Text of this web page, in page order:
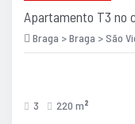
Apartamento T3 no
Braga > Braga > São
3 220 m 2